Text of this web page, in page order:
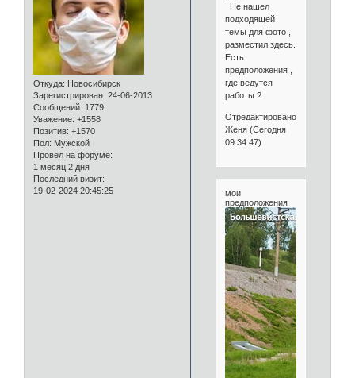
Откуда: Новосибирск
Зарегистрирован: 24-06-2013
Сообщений: 1779
Уважение: +1558
Позитив: +1570
Пол: Мужской
Провел на форуме:
1 месяц 2 дня
Последний визит:
19-02-2024 20:45:25
Не нашел
подходящей
темы для фото ,
разместил здесь.
Есть
предположения ,
где ведутся
работы ?
Отредактировано
Женя (Сегодня
09:34:47)
мои
предположения